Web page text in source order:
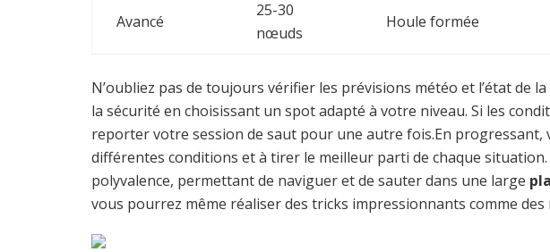
Avancé
25-30
nœuds
Houle formée
N’oubliez pas de toujours vérifier les prévisions météo et l’état de
la sécurité en choisissant un spot adapté à votre niveau. Si les
reporter votre session de saut pour une autre fois.En progressant,
différentes conditions et à tirer le meilleur parti de chaque
polyvalence, permettant de naviguer et de sauter dans une large
vous pourrez même réaliser des tricks impressionnants comme des